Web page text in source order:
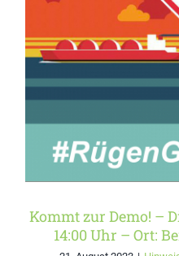
Kommt zur
August
– Ort:
Kommt zur Demo! –
14:00 Uhr – Ort: